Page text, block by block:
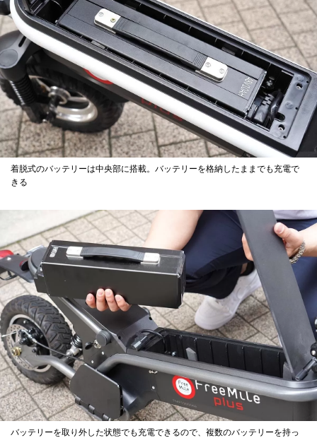
着脱式のバッテリーは中央部に搭載。バッテリーを格納したままでも充電で
きる
バッテリーを取り外した状態でも充電できるので、複数のバッテリーを持っ